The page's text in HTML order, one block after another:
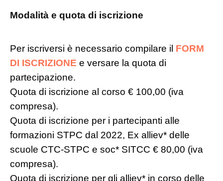
Modalità e quota di iscrizione
Per iscriversi è necessario compilare il FORM
DI ISCRIZIONE e versare la quota di
partecipazione.
Quota di iscrizione al corso € 100,00 (iva
compresa).
Quota di iscrizione per i partecipanti alle
formazioni STPC dal 2022, Ex alliev* delle
scuole CTC-STPC e soc* SITCC € 80,00 (iva
compresa).
Quota di iscrizione per gli alliev* in corso delle